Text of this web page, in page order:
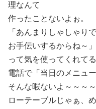
理なんて
作ったことないよぉ。
「あんまりしゃしゃり
お手伝いするからね～」
って気を使ってくれてる
電話で「当日のメニュ
そんな暇ないよ～～～～
ローテーブルじゃぁ、